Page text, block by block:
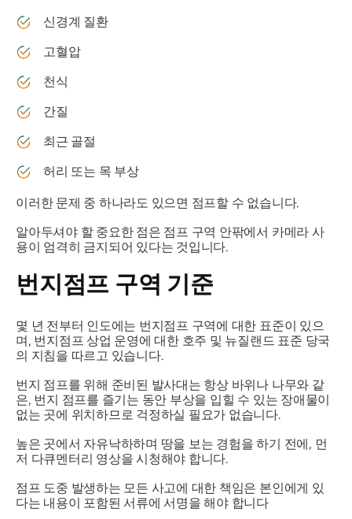
신경계 질환
고혈압
천식
간질
최근 골절
허리 또는 목 부상
이러한 문제 중 하나라도 있으면 점프할 수 없습니다.
알아두셔야 할 중요한 점은 점프 구역 안팎에서 카메라 사
용이 엄격히 금지되어 있다는 것입니다.
번지점프 구역 기준
몇 년 전부터 인도에는 번지점프 구역에 대한 표준이 있으
며, 번지점프 상업 운영에 대한 호주 및 뉴질랜드 표준 당국
의 지침을 따르고 있습니다.
번지 점프를 위해 준비된 발사대는 항상 바위나 나무와 같
은, 번지 점프를 즐기는 동안 부상을 입힐 수 있는 장애물이
없는 곳에 위치하므로 걱정하실 필요가 없습니다.
높은 곳에서 자유낙하하며 땅을 보는 경험을 하기 전에, 먼
저 다큐멘터리 영상을 시청해야 합니다.
점프 도중 발생하는 모든 사고에 대한 책임은 본인에게 있
다는 내용이 포함된 서류에 서명을 해야 합니다